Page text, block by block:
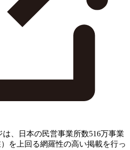
、日本の民営事業所数516万事業
を上回る網羅性の高い掲載を行っ